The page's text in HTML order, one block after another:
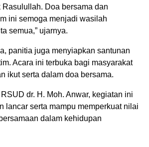
Doa bersama dan
ini semoga menjadi wasilah
semua,” ujarnya.
panitia juga menyiapkan santunan
Acara ini terbuka bagi masyarakat
ikut serta dalam doa bersama.
dr. H. Moh. Anwar, kegiatan ini
lancar serta mampu memperkuat nilai
dalam kehidupan